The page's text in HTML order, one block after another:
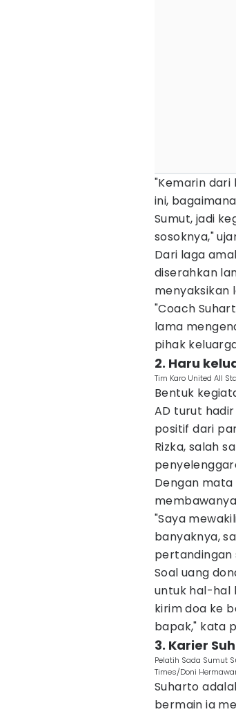
"Kemarin
ini,
Sumut, jadi
sosoknya,"
Dari laga
diserahkan
menyaksikan
"Coach
lama
pihak
2. Haru
Tim Karo United All
Bentuk
AD turut
positif dari
Rizka, salah
Dengan
"Saya
banyaknya,
pertandingan
Soal uang
untuk hal-hal
kirim doa ke
bapak," kata
3. Karier
Pelatih Sada Sumut
Times/Doni
Suharto
bermain ia